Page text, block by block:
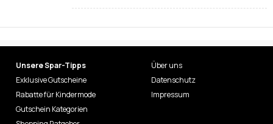
Unsere Spar-Tipps
Exklusive Gutscheine
Rabatte für Kindermode
Gutschein Kategorien
Über uns
Datenschutz
Impressum